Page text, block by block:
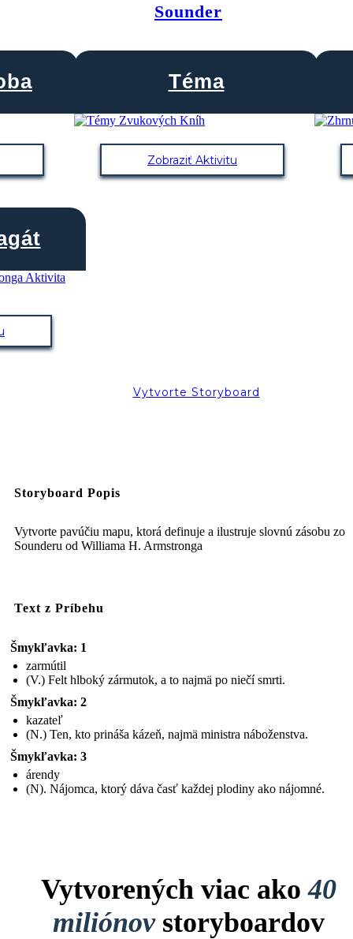
Sounder
Téma
Zobraziť Aktivitu
Vytvorte Storyboard
Storyboard Popis
Vytvorte pavúčiu mapu, ktorá definuje a ilustruje slovnú zásobu zo
Sounderu od Williama H. Armstronga
Text z Príbehu
Šmykľavka: 1
zarmútil
(V.) Felt hlboký zármutok, a to najmä po niečí smrti.
Šmykľavka: 2
kazateľ
(N.) Ten, kto prináša kázeň, najmä ministra náboženstva.
Šmykľavka: 3
árendy
(N). Nájomca, ktorý dáva časť každej plodiny ako nájomné.
Vytvorených viac ako40
miliónovstoryboardov